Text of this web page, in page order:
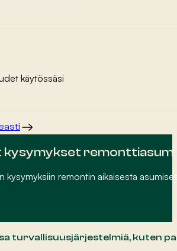
käytössäsi
kysymykset
kysymyksiin remontin aikaisesta
turvallisuusjärjestelmiä, kuten